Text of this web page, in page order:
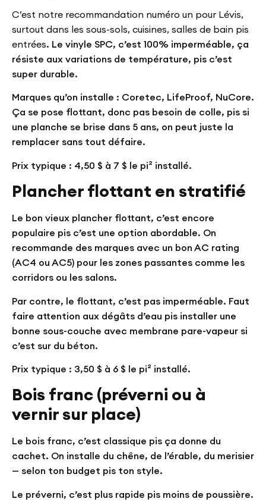
C’est notre recommandation numéro un pour Lévis,
surtout dans les sous-sols, cuisines, salles de bain pis
entrées. Le vinyle SPC, c’est 100% imperméable, ça
résiste aux variations de température, pis c’est
super durable.
Marques qu’on installe : Coretec, LifeProof, NuCore.
Ça se pose flottant, donc pas besoin de colle, pis si
une planche se brise dans 5 ans, on peut juste la
remplacer sans tout défaire.
Prix typique : 4,50 $ à 7 $ le pi² installé.
Plancher flottant en stratifié
Le bon vieux plancher flottant, c’est encore
populaire pis c’est une option abordable. On
recommande des marques avec un bon AC rating
(AC4 ou AC5) pour les zones passantes comme les
corridors ou les salons.
Par contre, le flottant, c’est pas imperméable. Faut
faire attention aux dégâts d’eau pis installer une
bonne sous-couche avec membrane pare-vapeur si
c’est sur du béton.
Prix typique : 3,50 $ à 6 $ le pi² installé.
Bois franc (préverni ou à
vernir sur place)
Le bois franc, c’est classique pis ça donne du
cachet. On installe du chêne, de l’érable, du merisier
— selon ton budget pis ton style.
Le préverni, c’est plus rapide pis moins de poussière.